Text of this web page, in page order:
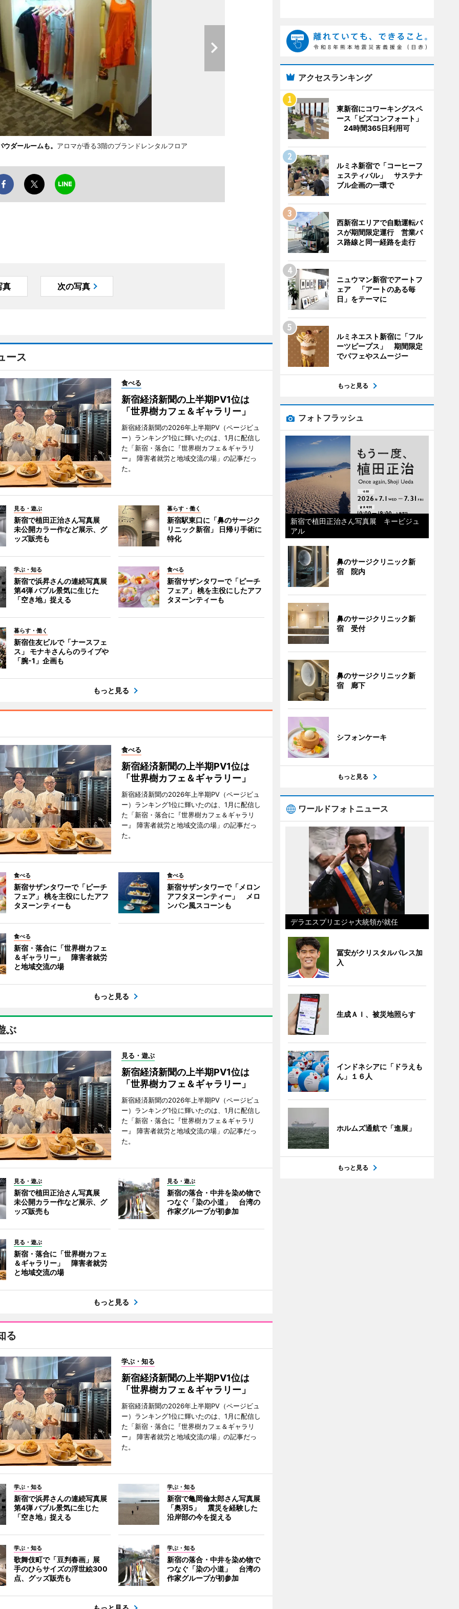
ダールームも。 アロマが香る3階のブランドレンタルフロア
真 次の写真
ース
食べる
新宿経済新聞の上半期PV1位は
「世界樹カフェ＆ギャラリー」
新宿経済新聞の2026年上半期PV（ページビュ
ー）ランキング1位に輝いたのは、1月に配信し
た「新宿・落合に『世界樹カフェ＆ギャラリ
ー』 障害者就労と地域交流の場」の記事だっ
た。
見る・遊ぶ
新宿で植田正治さん写真展
未公開カラー作など展示、グ
ッズ販売も
暮らす・働く
新宿駅東口に「鼻のサージク
リニック新宿」 日帰り手術に
特化
学ぶ・知る
新宿で浜昇さんの連続写真展
第4弾 バブル景気に生じた
「空き地」捉える
食べる
新宿サザンタワーで「ピーチ
フェア」 桃を主役にしたアフ
タヌーンティーも
暮らす・働く
新宿住友ビルで「ナースフェ
ス」 モナキさんらのライブや
「腕-1」企画も
もっと見る
食べる
新宿経済新聞の上半期PV1位は
「世界樹カフェ＆ギャラリー」
新宿経済新聞の2026年上半期PV（ページビュ
ー）ランキング1位に輝いたのは、1月に配信し
た「新宿・落合に『世界樹カフェ＆ギャラリ
ー』 障害者就労と地域交流の場」の記事だっ
た。
食べる
新宿サザンタワーで「ピーチ
フェア」 桃を主役にしたアフ
タヌーンティーも
食べる
新宿サザンタワーで「メロン
アフタヌーンティー」 メロ
ンパン風スコーンも
食べる
新宿・落合に「世界樹カフェ
＆ギャラリー」 障害者就労
と地域交流の場
もっと見る
ぶ
見る・遊ぶ
新宿経済新聞の上半期PV1位は
「世界樹カフェ＆ギャラリー」
新宿経済新聞の2026年上半期PV（ページビュ
ー）ランキング1位に輝いたのは、1月に配信し
た「新宿・落合に『世界樹カフェ＆ギャラリ
ー』 障害者就労と地域交流の場」の記事だっ
た。
見る・遊ぶ
新宿で植田正治さん写真展
未公開カラー作など展示、グ
ッズ販売も
見る・遊ぶ
新宿の落合・中井を染め物で
つなぐ「染の小道」 台湾の
作家グループが初参加
見る・遊ぶ
新宿・落合に「世界樹カフェ
＆ギャラリー」 障害者就労
と地域交流の場
もっと見る
る
学ぶ・知る
新宿経済新聞の上半期PV1位は
「世界樹カフェ＆ギャラリー」
新宿経済新聞の2026年上半期PV（ページビュ
ー）ランキング1位に輝いたのは、1月に配信し
た「新宿・落合に『世界樹カフェ＆ギャラリ
ー』 障害者就労と地域交流の場」の記事だっ
た。
学ぶ・知る
新宿で浜昇さんの連続写真展
第4弾 バブル景気に生じた
「空き地」捉える
学ぶ・知る
新宿で亀岡倫太郎さん写真展
「奥羽5」 震災を経験した
沿岸部の今を捉える
学ぶ・知る
歌舞伎町で「豆判春画」展
手のひらサイズの浮世絵300
点、グッズ販売も
学ぶ・知る
新宿の落合・中井を染め物で
つなぐ「染の小道」 台湾の
作家グループが初参加
アクセスランキング
東新宿にコワーキングスペ
ース「ビズコンフォート」
24時間365日利用可
ルミネ新宿で「コーヒーフ
ェスティバル」 サステナ
ブル企画の一環で
西新宿エリアで自動運転バ
スが期間限定運行 営業バ
ス路線と同一経路を走行
ニュウマン新宿でアートフ
ェア 「アートのある毎
日」をテーマに
ルミネエスト新宿に「フル
ーツピープス」 期間限定
でパフェやスムージー
もっと見る
フォトフラッシュ
新宿で植田正治さん写真展 キービジュ
アル
鼻のサージクリニック新
宿 院内
鼻のサージクリニック新
宿 受付
鼻のサージクリニック新
宿 廊下
シフォンケーキ
もっと見る
ワールドフォトニュース
デラエスプリエジャ大統領が就任
冨安がクリスタルパレス加
入
生成ＡＩ、被災地照らす
インドネシアに「ドラえも
ん」１６人
ホルムズ通航で「進展」
もっと見る